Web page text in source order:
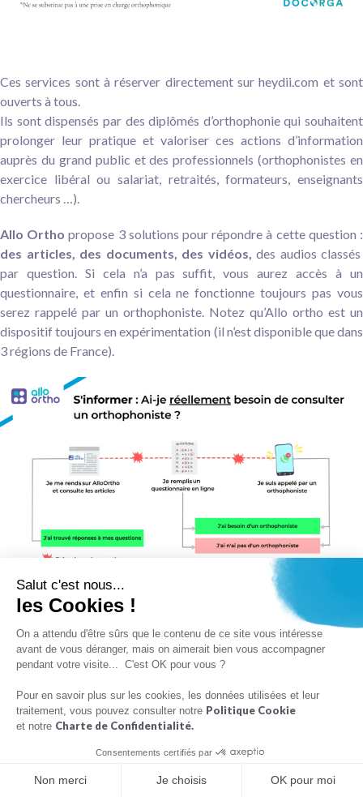
Salut c'est nous...
les Cookies !
On a attendu d'être sûrs que le contenu de ce site vous intéresse
avant de vous déranger, mais on aimerait bien vous accompagner
pendant votre visite... C'est OK pour vous ?
Pour en savoir plus sur les cookies, les données utilisées et leur
traitement, vous pouvez consulter notre Politique Cookie
et notre Charte de Confidentialité.
Consentements certifiés par
Non merci Je choisis OK pour moi
Ces services sont à réserver directement sur heydii.com et sont
ouverts à tous.
Ils sont dispensés par des diplômés d’orthophonie qui souhaitent
prolonger leur pratique et valoriser ces actions d’information
auprès du grand public et des professionnels (orthophonistes en
exercice libéral ou salariat, retraités, formateurs, enseignants
chercheurs …).
Allo Ortho propose 3 solutions pour répondre à cette question :
des articles, des documents, des vidéos,des audios classés
par question. Si cela n’a pas suffit, vous aurez accès à un
questionnaire, et enfin si cela ne fonctionne toujours pas vous
serez rappelé par un orthophoniste. Notez qu’Allo ortho est un
dispositif toujours en expérimentation (il n’est disponible que dans
3 régions de France).
Quelques chiffres sur le dispositif :
Plus de2500 demandes de régulations traitées
Ainsi, le recours au bilan orthophonique a pu être
évité pour 25 % des usagers ayant eu un échange
avec un régulateur. ( région Grand-Est)
30 orthophonistes régulateurs par régions en moyenne